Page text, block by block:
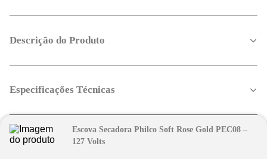
Descrição do Produto
Especificações Técnicas
Escova Secadora Philco Soft Rose Gold PEC08 –
127 Volts